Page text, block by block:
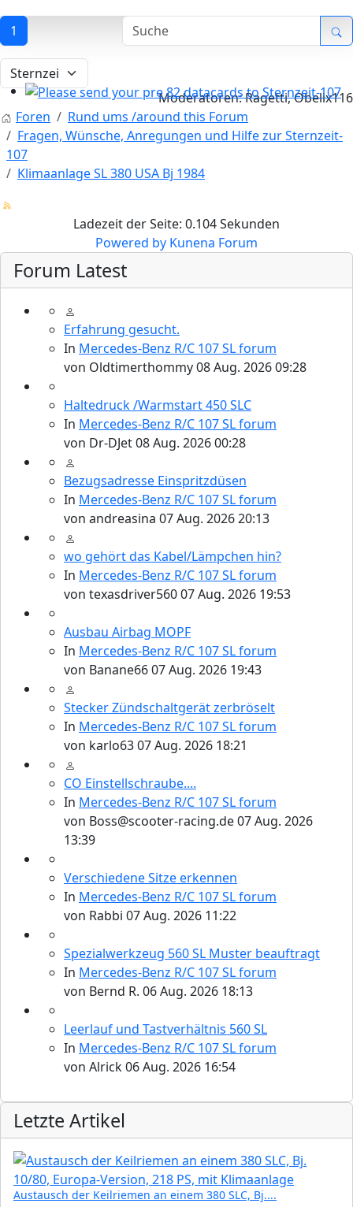
Please send your pre 82 datacards to Sternzeit-107
1
Moderatoren:Ragetti,Obelix116
Foren
Rund ums /around this Forum
Fragen, Wünsche, Anregungen und Hilfe zur Sternzeit-
107
Klimaanlage SL 380 USA Bj 1984
Ladezeit der Seite: 0.104 Sekunden
Powered by Kunena Forum
Forum Latest
Erfahrung gesucht.
In Mercedes-Benz R/C 107 SL forum
von Oldtimerthommy08 Aug. 2026 09:28
Haltedruck /Warmstart 450 SLC
In Mercedes-Benz R/C 107 SL forum
von Dr-DJet08 Aug. 2026 00:28
Bezugsadresse Einspritzdüsen
In Mercedes-Benz R/C 107 SL forum
von andreasina 07 Aug. 2026 20:13
wo gehört das Kabel/Lämpchen hin?
In Mercedes-Benz R/C 107 SL forum
von texasdriver56007 Aug. 2026 19:53
Ausbau Airbag MOPF
In Mercedes-Benz R/C 107 SL forum
von Banane6607 Aug. 2026 19:43
Stecker Zündschaltgerät zerbröselt
In Mercedes-Benz R/C 107 SL forum
von karlo6307 Aug. 2026 18:21
CO Einstellschraube....
In Mercedes-Benz R/C 107 SL forum
von Boss@scooter-racing.de07 Aug. 2026
13:39
Verschiedene Sitze erkennen
In Mercedes-Benz R/C 107 SL forum
von Rabbi 07 Aug. 2026 11:22
Spezialwerkzeug 560 SL Muster beauftragt
In Mercedes-Benz R/C 107 SL forum
von Bernd R. 06 Aug. 2026 18:13
Leerlauf und Tastverhältnis 560 SL
In Mercedes-Benz R/C 107 SL forum
von Alrick06 Aug. 2026 16:54
Letzte Artikel
Austausch der Keilriemen an einem 380 SLC, Bj....